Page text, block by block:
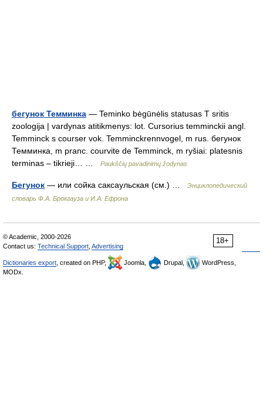
бегунок Темминка — Teminko bėgūnėlis statusas T sritis
zoologija | vardynas atitikmenys: lot. Cursorius temminckii angl.
Temminck s courser vok. Temminckrennvogel, m rus. бегунок
Темминка, m pranc. courvite de Temminck, m ryšiai: platesnis
terminas – tikrieji… …
Paukščių pavadinimų žodynas
Бегунок — или сойка саксаульская (см.) …
Энциклопедический
словарь Ф.А. Брокгауза и И.А. Ефрона
18+
© Academic, 2000-2026
Contact us: Technical Support Advertising
Dictionaries export , created on PHP, Joomla, Drupal,
WordPress,
MODx.